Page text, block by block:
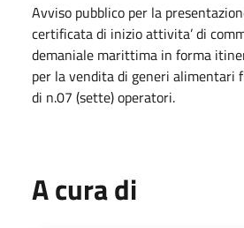
Avviso pubblico per la
certificata di inizio attivita’ di
demaniale marittima in forma
per la vendita di generi alimentari
di n.07 (sette) operatori.
A cura di